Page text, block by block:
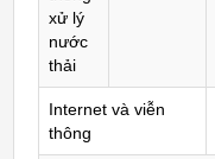
xử lý
nước
thải
Internet và viễn
thông